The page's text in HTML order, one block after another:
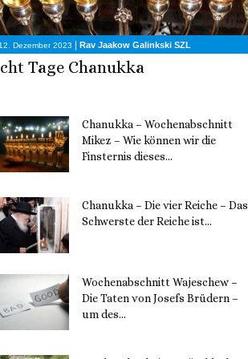
Dezember 2023 | Rav Jaakow Galinkski SZL
Tage Chanukka
Chanukka – Wochenabschnitt
Mikez – Wie können wir die
Finsternis dieses...
Chanukka – Die vier Reiche – Das
Schwerste der Reiche ist...
Wochenabschnitt Wajeschew –
Die Taten von Josefs Brüdern –
um des...